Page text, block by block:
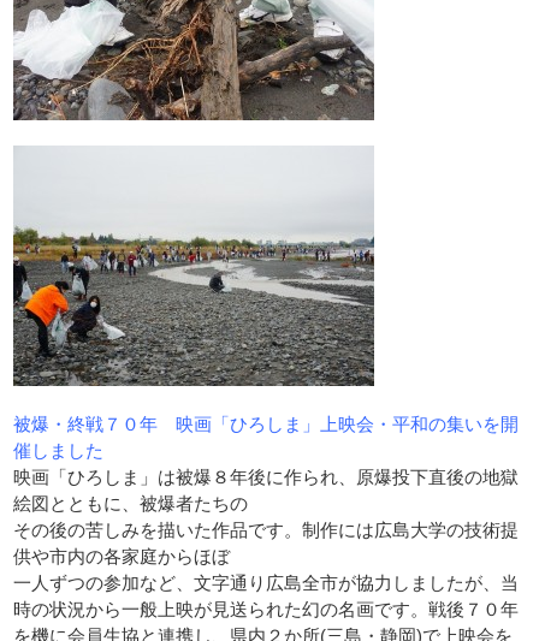
被爆・終戦７０年 映画「ひろしま」上映会・平和の集いを開
催しました
映画「ひろしま」は被爆８年後に作られ、原爆投下直後の地獄
絵図とともに、被爆者たちの
その後の苦しみを描いた作品です。制作には広島大学の技術提
供や市内の各家庭からほぼ
一人ずつの参加など、文字通り広島全市が協力しましたが、当
時の状況から一般上映が見送られた幻の名画です。戦後７０年
を機に会員生協と連携し、県内２か所(三島・静岡)で上映会を